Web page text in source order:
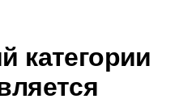
категории